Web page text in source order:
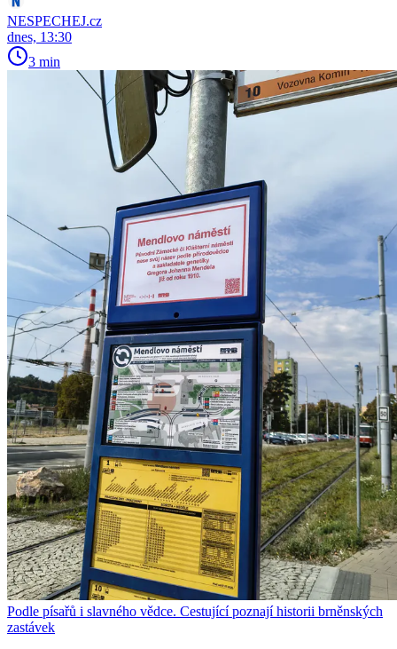
NESPECHEJ.cz
dnes, 13:30
3 min
Podle písařů i slavného vědce. Cestující poznají historii brněnských
zastávek